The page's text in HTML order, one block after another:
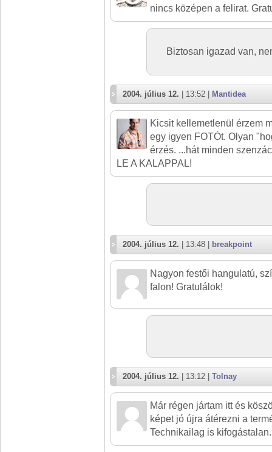
nincs középen a felirat.
Biztosan igazad van,
2004. július 12. | 13:52 | Mantidea
Kicsit kellemetlenül érzem
egy igyen FOTÓt. Olyan
érzés. ...hát minden
LE A KALAPPAL!
2004. július 12. | 13:48 | breakpoint
Nagyon festői hangulatú,
falon! Gratulálok!
2004. július 12. | 13:12 | Tolnay
Már régen jártam itt és
képet jó újra átérezni a
Technikailag is